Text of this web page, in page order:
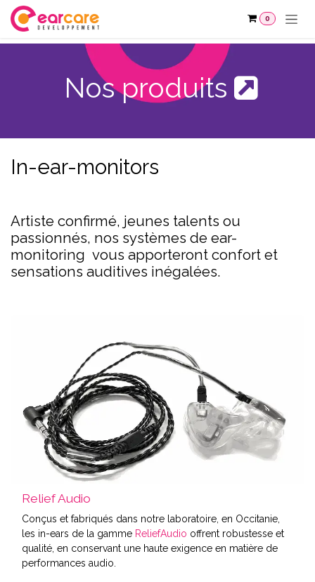
Se rendre au contenu
0
Nos produits
In-ear-monitors
Artiste confirmé, jeunes talents ou
passionnés, nos systèmes de ear-
monitoring vous apporteront confort et
sensations auditives inégalées.
Relief Audio
Conçus et fabriqués dans notre laboratoire, en Occitanie,
les in-ears de la gamme ReliefAudio offrent robustesse et
qualité, en conservant une haute exigence en matière de
performances audio.